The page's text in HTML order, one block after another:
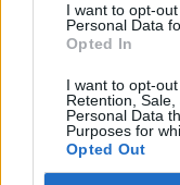
I want to opt-
Personal Data
Opted In
I want to opt-
Retention,
Personal Data
Purposes for
Opted Out
prima volta
mondo e
guerra che si
venti anni sia
al mondo in un
narrazione e il